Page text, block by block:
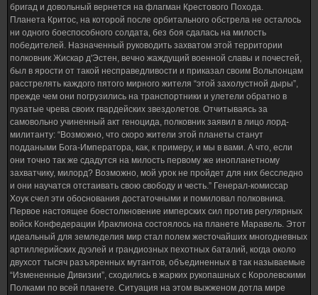
бригад и довольный вернется на флагман Крестового Похода.
Планета Критос, на которой после орбитального обстрела не осталось
ни одного боеспособного солдата, без боя сдалась на милость
победителей. Назначенный руководить захватом этой территории
полковник Жискар д'Эстен, вечно жаждущий военной славы и почестей,
был в ярости от такой несправедливости и приказал своим Вольпонцам
расстрелять каждого пятого мирного жителя “этой захолустной дыры”,
прежде чем они погрузились на транспортники и улетели обратно в
пузатые чрева своих гвардейских звездолетов. Отчитываясь за
самовольно учиненный акт геноцида, полковник заявил в лицо лорд-
милитанту: “Возможно, что скоро жители этой планеты станут
поддаными Бога-Императора, как, к примеру, и мы в вами. А что, если
они точно так же сдадутся на милость первому же инопланетному
захватчику, милорд? Возможно, мой урок не пройдет для них бесследно
и они научатся отстаивать свою свободу и честь.” Генерал-комиссар
Хоук счел эти обоснования достаточными и помиловал полковника.
Первое настоящее боестолкновение имперских сил против регулярных
войск Конфедерации Ираклиона состоялось на планете Маравель. Этот
идеальный для земледелия мир стал полем жесточайших многодневных
артиллерийских дуэлей и грандиозных пехотных баталий, когда около
двухсот тысяч разъяренных мутантов, объединенных в так называемые
“Измененные Дивизии”, сходились в жарких рукопашных с Королевскими
Полками по всей планете. Ситуация на этом выжженом дотла мире